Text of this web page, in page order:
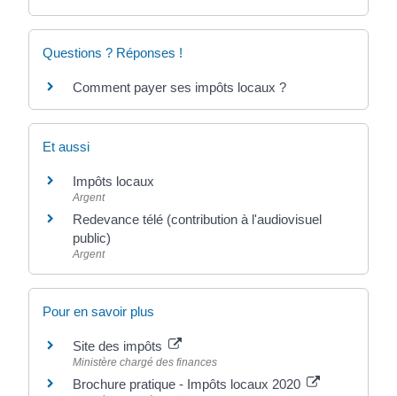
Questions ? Réponses !
Comment payer ses impôts locaux ?
Et aussi
Impôts locaux
Argent
Redevance télé (contribution à l'audiovisuel
public)
Argent
Pour en savoir plus
Site des impôts
Ministère chargé des finances
Brochure pratique - Impôts locaux 2020